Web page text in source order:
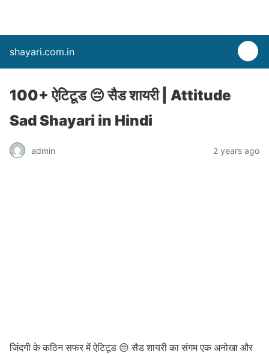
shayari.com.in
100+ ऐटिटूड 😔 सैड शायरी | Attitude
Sad Shayari in Hindi
admin 2 years ago
जिंदगी के कठिन सफर में ऐटिटूड 😔 सैड शायरी का संगम एक अनोखा और